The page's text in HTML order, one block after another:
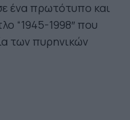
ένα πρωτότυπο και
“1945-1998″ που
των πυρηνικών